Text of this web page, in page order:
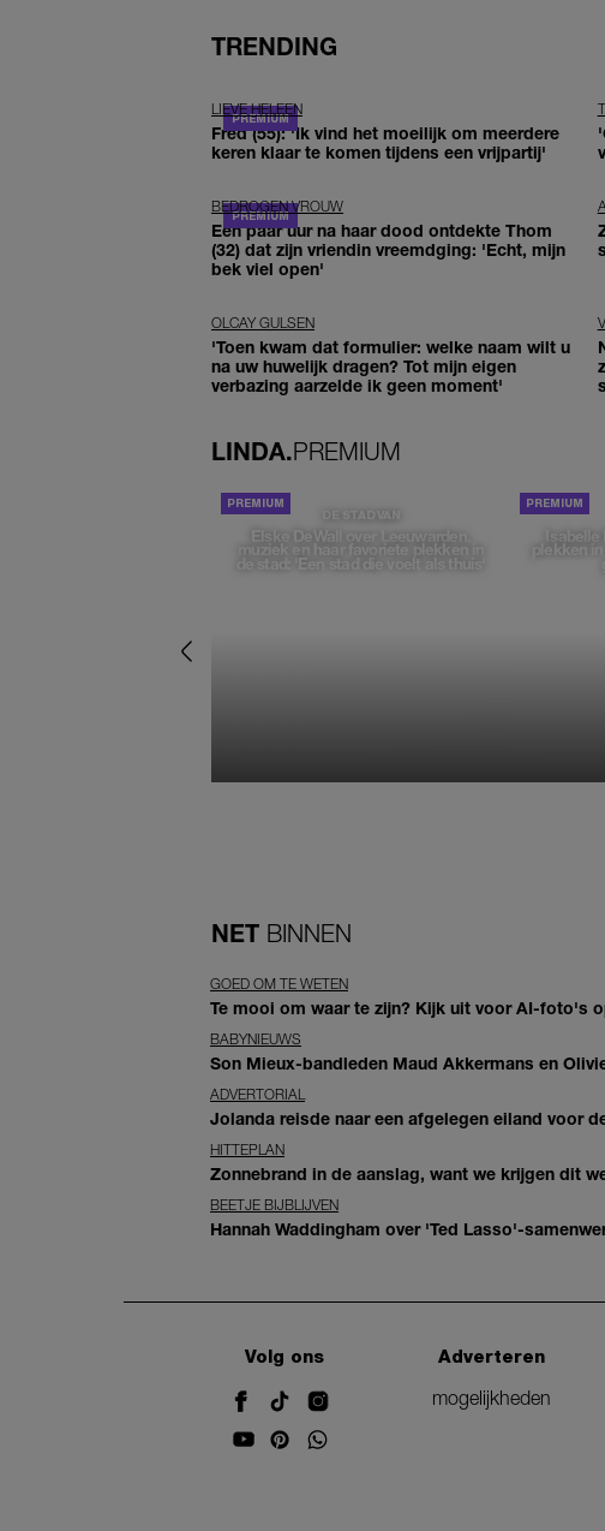
TRENDING
LIEVE HELEEN
Fred (55): 'Ik vind het moeilijk om meerdere
keren klaar te komen tijdens een vrijpartij'
BEDROGEN VROUW
Een paar uur na haar dood ontdekte Thom
(32) dat zijn vriendin vreemdging: 'Echt, mijn
bek viel open'
OLCAY GULSEN
'Toen kwam dat formulier: welke naam wilt u
na uw huwelijk dragen? Tot mijn eigen
verbazing aarzelde ik geen moment'
LINDA.PREMIUM
DE STAD VAN
Elske DeWall over Leeuwarden,
muziek en haar favoriete plekken in
de stad: 'Een stad die voelt als thuis'
plekken
NET BINNEN
GOED OM TE WETEN
Te mooi om waar te zijn? Kijk uit voor AI-foto's
BABYNIEUWS
Son Mieux-bandleden Maud Akkermans en
ADVERTORIAL
Jolanda reisde naar een afgelegen eiland voor
HITTEPLAN
Zonnebrand in de aanslag, want we krijgen dit
BEETJE BIJBLIJVEN
Hannah Waddingham over 'Ted Lasso'-
Volg ons
Adverteren
mogelijkheden